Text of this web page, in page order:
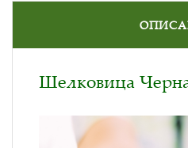
Шелковица